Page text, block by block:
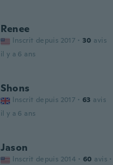
Renee
Inscrit depuis 2017 · 30 avis
il y a 6 ans
Shons
Inscrit depuis 2017 · 63 avis
il y a 6 ans
Jason
Inscrit depuis 2014 · 60 avis ·